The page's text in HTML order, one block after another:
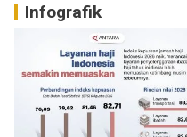
Infografik